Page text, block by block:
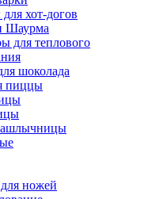
хот-догов
Шаурма
для теплового
шоколада
пиццы
ножей